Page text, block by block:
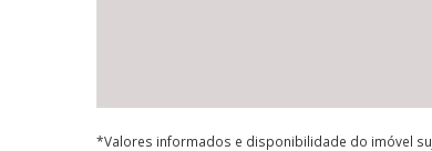
*Valores informados e disponibilidade do imóvel